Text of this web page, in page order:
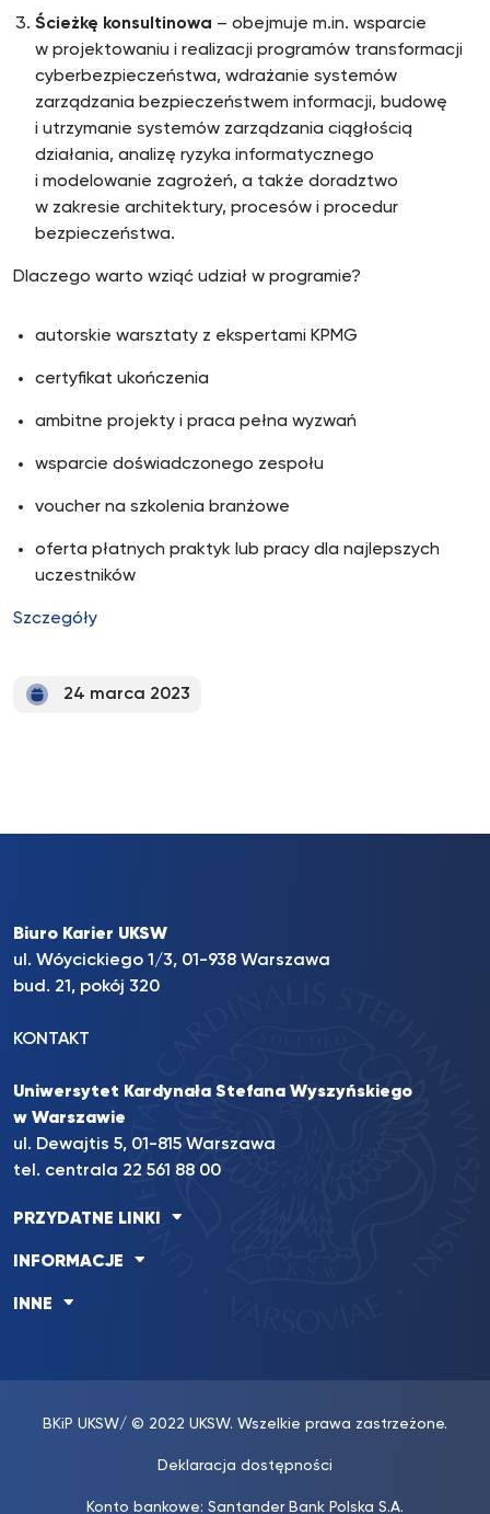
Ścieżkę konsultinowa – obejmuje m.in. wsparcie
w projektowaniu i realizacji programów transformacji
cyberbezpieczeństwa, wdrażanie systemów
zarządzania bezpieczeństwem informacji, budowę
i utrzymanie systemów zarządzania ciągłością
działania, analizę ryzyka informatycznego
i modelowanie zagrożeń, a także doradztwo
w zakresie architektury, procesów i procedur
bezpieczeństwa.
Dlaczego warto wziąć udział w programie?
autorskie warsztaty z ekspertami KPMG
certyfikat ukończenia
ambitne projekty i praca pełna wyzwań
wsparcie doświadczonego zespołu
voucher na szkolenia branżowe
oferta płatnych praktyk lub pracy dla najlepszych
uczestników
Szczegóły
24 marca 2023
Biuro Karier UKSW
ul. Wóycickiego 1/3, 01-938 Warszawa
bud. 21, pokój 320
KONTAKT
Uniwersytet Kardynała Stefana Wyszyńskiego
w Warszawie
ul. Dewajtis 5, 01-815 Warszawa
tel. centrala 22 561 88 00
PRZYDATNE LINKI
INFORMACJE
INNE
BKiP UKSW/ © 2022 UKSW. Wszelkie prawa zastrzeżone.
Deklaracja dostępności
Konto bankowe: Santander Bank Polska S.A.